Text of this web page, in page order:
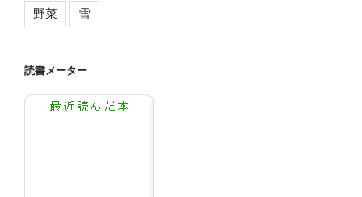
野菜 雪
読書メーター